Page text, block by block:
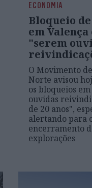
ECONOMIA
Bloqueio
em
"serem
O Movimento
Norte avisou
os bloqueios
ouvidas
de 20 anos",
alertando para
encerramento
explorações